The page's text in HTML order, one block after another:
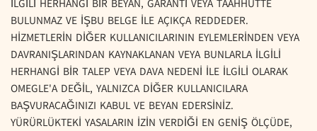
İLGİLİ HERHANGİ BİR BEYAN, GARANTİ VEYA TAAHHÜTTE
BULUNMAZ VE İŞBU BELGE İLE AÇIKÇA REDDEDER.
HİZMETLERİN DİĞER KULLANICILARININ EYLEMLERİNDEN VEYA
DAVRANIŞLARINDAN KAYNAKLANAN VEYA BUNLARLA İLGİLİ
HERHANGİ BİR TALEP VEYA DAVA NEDENİ İLE İLGİLİ OLARAK
OMEGLE'A DEĞİL, YALNIZCA DİĞER KULLANICILARA
BAŞVURACAĞINIZI KABUL VE BEYAN EDERSİNİZ.
YÜRÜRLÜKTEKİ YASALARIN İZİN VERDİĞİ EN GENİŞ ÖLÇÜDE,